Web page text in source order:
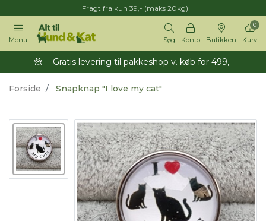
Fragt fra kun 39,- (maks 20kg)
Menu Søg Konto Butikken Kurv
0
Gratis levering til pakkeshop v. køb for 499,-
Forside Snapknap "I love my cat"